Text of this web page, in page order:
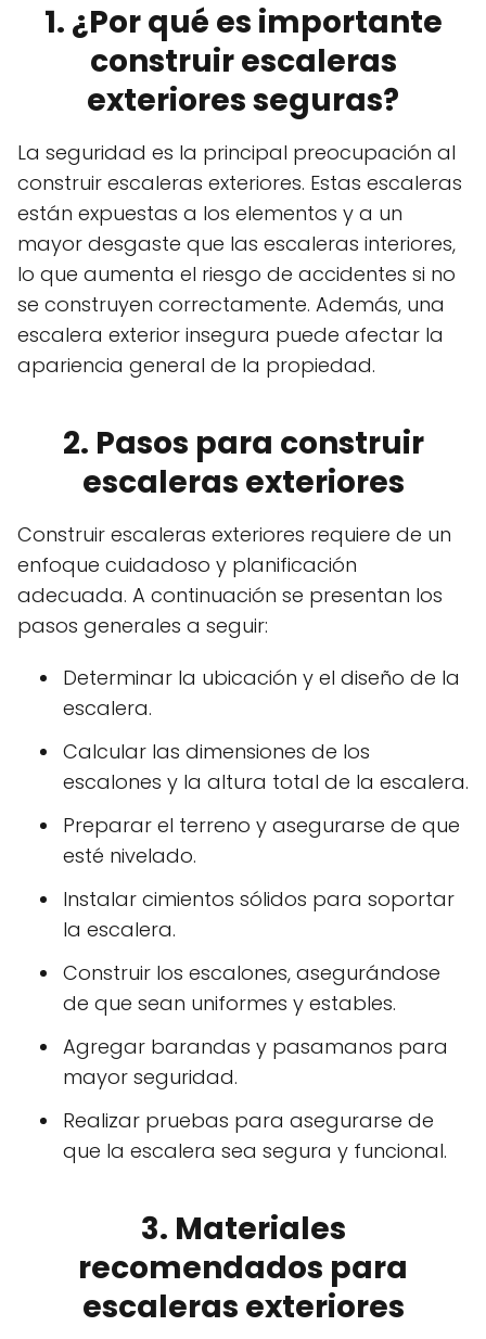
1. ¿Por qué es importante
construir escaleras
exteriores seguras?
La seguridad es la principal preocupación al
construir escaleras exteriores. Estas escaleras
están expuestas a los elementos y a un
mayor desgaste que las escaleras interiores,
lo que aumenta el riesgo de accidentes si no
se construyen correctamente. Además, una
escalera exterior insegura puede afectar la
apariencia general de la propiedad.
2. Pasos para construir
escaleras exteriores
Construir escaleras exteriores requiere de un
enfoque cuidadoso y planificación
adecuada. A continuación se presentan los
pasos generales a seguir:
Determinar la ubicación y el diseño de la
escalera.
Calcular las dimensiones de los
escalones y la altura total de la escalera.
Preparar el terreno y asegurarse de que
esté nivelado.
Instalar cimientos sólidos para soportar
la escalera.
Construir los escalones, asegurándose
de que sean uniformes y estables.
Agregar barandas y pasamanos para
mayor seguridad.
Realizar pruebas para asegurarse de
que la escalera sea segura y funcional.
3. Materiales
recomendados para
escaleras exteriores